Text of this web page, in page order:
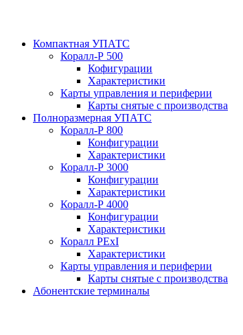
Компактная УПАТС
Коралл-Р 500
Кофигурации
Характеристики
Карты управления и периферии
Карты снятые с производства
Полноразмерная УПАТС
Коралл-Р 800
Конфигурации
Характеристики
Коралл-Р 3000
Конфигурации
Характеристики
Коралл-Р 4000
Конфигурации
Характеристики
Коралл PExI
Характеристики
Карты управления и периферии
Карты снятые с производства
Абонентские терминалы